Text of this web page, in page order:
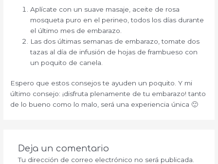
Aplícate con un suave masaje, aceite de rosa
mosqueta puro en el perineo, todos los días durante
el último mes de embarazo.
Las dos últimas semanas de embarazo, tomate dos
tazas al día de infusión de hojas de frambueso con
un poquito de canela.
Espero que estos consejos te ayuden un poquito. Y mi
último consejo: ¡disfruta plenamente de tu embarazo! tanto
de lo bueno como lo malo, será una experiencia única 🙂
Deja un comentario
Tu dirección de correo electrónico no será publicada.